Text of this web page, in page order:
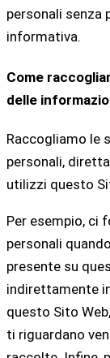
personali senza
informativa.
Come
delle
Raccogliamo le
personali,
utilizzi questo
Per esempio, ci
personali
presente su
indirettamente
questo Sito
ti riguardano